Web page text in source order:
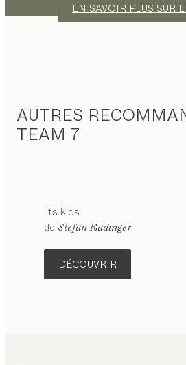
EN SAVOIR PLUS SUR
AUTRES
TEAM 7
lits kids
de Stefan Radinger
DÉCOUVRIR